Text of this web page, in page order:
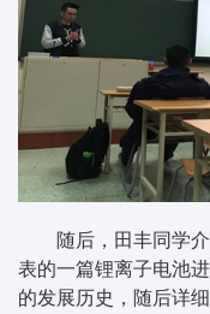
随后，田丰同学介
表的一篇锂离子电池
的发展历史，随后详